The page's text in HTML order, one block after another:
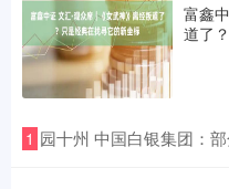
富鑫
道了
1 园十州 中国白银集团：